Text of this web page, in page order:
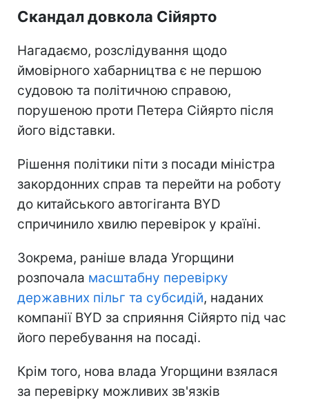
Скандал довкола Сійярто
Нагадаємо, розслідування щодо
ймовірного хабарництва є не першою
судовою та політичною справою,
порушеною проти Петера Сійярто після
його відставки.
Рішення політики піти з посади міністра
закордонних справ та перейти на роботу
до китайського автогіганта BYD
спричинило хвилю перевірок у країні.
Зокрема, раніше влада Угорщини
розпочала масштабну перевірку
державних пільг та субсидій, наданих
компанії BYD за сприяння Сійярто під час
його перебування на посаді.
Крім того, нова влада Угорщини взялася
за перевірку можливих зв'язків